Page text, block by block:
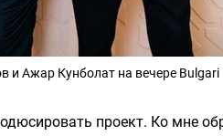
и Ажар Кунболат на вечере Bulgari
проект. Ко мне